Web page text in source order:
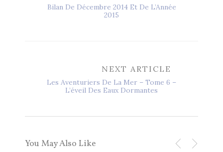
Bilan De Décembre 2014 Et De L’Année
2015
NEXT ARTICLE
Les Aventuriers De La Mer – Tome 6 –
L’éveil Des Eaux Dormantes
You May Also Like